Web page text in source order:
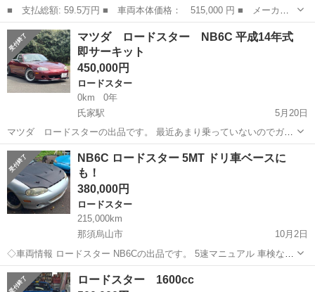
■ 支払総額: 59.5万円 ■ 車両本体価格： 515,000 円 ■ メーカー
名： マツダ ■ 車種名： ロードスター ■ グレード名： ロード
スター ＥＴＣ フルセグＴＶナビ Ｂｌｕｅｔｏｏｔｈ 社外１７
インチアルミ...
東京 町田市 ロードスター
マツダ ロードスター NB6C 平成14年式
即サーキット
450,000円
ロードスター
0km
0年
氏家駅
5月20日
マツダ ロードスターの出品です。 最近あまり乗っていないのでガン
ガン乗って貰える方に買って欲しいです。 詳しいことは現車確認をお
願いします。 栃木県からの出品です。 外した純正部品は全部ではない
ですが取ってあります。
栃木 宇都宮市 氏家駅 ロードスター サーキット
NB6C ロードスター 5MT ドリ車ベースに
も！
380,000円
ロードスター
215,000km
那須烏山市
10月2日
◇車両情報 ロードスター NB6Cの出品です。 5速マニュアル 車検なし
（書類あり） 1600cc 21.5万km エアコン効いてます ステージ21 エア
ロボンネット クスコネジ式車高調 社外マフラー H...
栃木 那須烏山市 ロードスター
ロードスター 1600cc